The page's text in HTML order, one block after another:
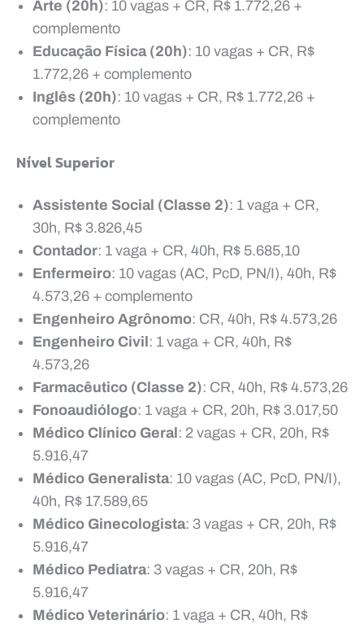
Arte (20h): 10 vagas + CR, R$ 1.772,26 +
complemento
Educação Física (20h): 10 vagas + CR, R$
1.772,26 + complemento
Inglês (20h): 10 vagas + CR, R$ 1.772,26 +
complemento
Nível Superior
Assistente Social (Classe 2): 1 vaga + CR,
30h, R$ 3.826,45
Contador: 1 vaga + CR, 40h, R$ 5.685,10
Enfermeiro: 10 vagas (AC, PcD, PN/I), 40h, R$
4.573,26 + complemento
Engenheiro Agrônomo: CR, 40h, R$ 4.573,26
Engenheiro Civil: 1 vaga + CR, 40h, R$
4.573,26
Farmacêutico (Classe 2): CR, 40h, R$ 4.573,26
Fonoaudiólogo: 1 vaga + CR, 20h, R$ 3.017,50
Médico Clínico Geral: 2 vagas + CR, 20h, R$
5.916,47
Médico Generalista: 10 vagas (AC, PcD, PN/I),
40h, R$ 17.589,65
Médico Ginecologista: 3 vagas + CR, 20h, R$
5.916,47
Médico Pediatra: 3 vagas + CR, 20h, R$
5.916,47
Médico Veterinário: 1 vaga + CR, 40h, R$